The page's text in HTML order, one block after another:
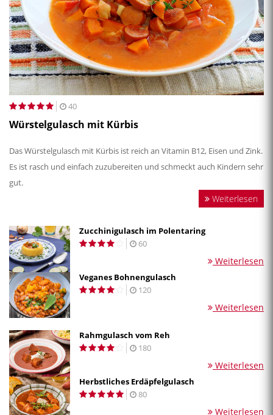
40
Würstelgulasch mit Kürbis
Das Würstelgulasch mit Kürbis ist reich an Vitamin B12, Eisen und Zink.
Es ist rasch und einfach zuzubereiten und schmeckt auch Kindern sehr
gut.
Weiterlesen
Zucchinigulasch im Polentaring
60
Weiterlesen
Veganes Bohnengulasch
120
Weiterlesen
Rahmgulasch vom Reh
180
Weiterlesen
Herbstliches Erdäpfelgulasch
80
Weiterlesen